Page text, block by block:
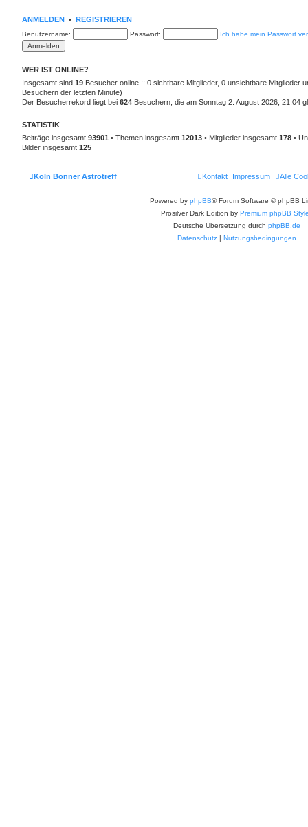
t
r
a
g
t
B
g
ANMELDEN • REGISTRIEREN
Benutzername: Passwort: Ich habe mein Passwort
WER IST ONLINE?
Insgesamt sind 19 Besucher online :: 0 sichtbare Mitglieder, 0 unsichtbare Mitglieder
Besuchern der letzten Minute)
Der Besucherrekord liegt bei 624 Besuchern, die am Sonntag 2. August 2026, 21:04
STATISTIK
Beiträge insgesamt 93901 • Themen insgesamt 12013 • Mitglieder insgesamt 178 •
Bilder insgesamt 125
Köln Bonner Astrotreff Alle
Impressum
Kontakt
Powered by phpBB® Forum Software © phpBB
Prosilver Dark Edition by Premium phpBB
Deutsche Übersetzung durch phpBB.de
Datenschutz | Nutzungsbedingungen